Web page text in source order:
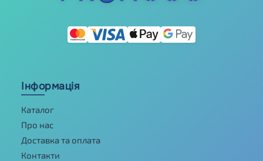
Інформація
Каталог
Про нас
Доставка та оплата
Контакти